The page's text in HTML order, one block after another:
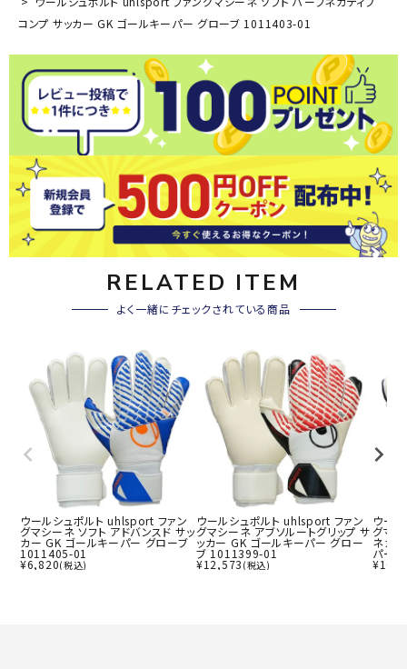
コンプ サッカー GK ゴールキーパー グローブ 1011403-01
RELATED ITEM
よく一緒にチェックされている商品
ウールシュポルト uhlsport ファン
グマシーネ ソフト アドバンスド サッ
カー GK ゴールキーパー グローブ
1011405-01
¥6,820(税込)
ウールシュポルト uhlsport ファン
グマシーネ アブソルートグリップ サ
ッカー GK ゴールキーパー グロー
ブ 1011399-01
¥12,573 (税込)
ウー
グマ
ネガ
パー
¥